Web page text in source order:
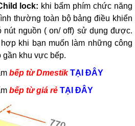
lock: khi bấm phím chức năng
thường toàn bộ bảng điều khiển
nút nguồn ( on/ off) sử dụng được.
khi bạn muốn làm những công
gần khu vực bếp.
bếp từ DmestikTẠI ĐÂY
bếp từ giá rẻ TẠI ĐÂY